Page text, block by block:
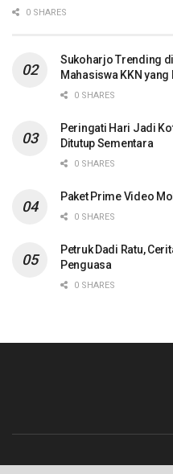
0 SHARES
Sukoharjo Trending
Mahasiswa KKN
0 SHARES
Peringati Hari Jadi
Ditutup Sementara
0 SHARES
Paket Prime Video
0 SHARES
Petruk Dadi Ratu,
Penguasa
0 SHARES